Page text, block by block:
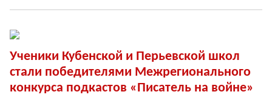
Ученики Кубенской и Перьевской школ
стали победителями Межрегионального
конкурса подкастов «Писатель на войне»